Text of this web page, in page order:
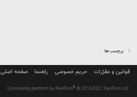
برچسب ها
قوانین و مقرّرات حریم خصوصی راهنما صفحه اصلی
Community platform by XenForo® © 2010-2021 XenForo Ltd.